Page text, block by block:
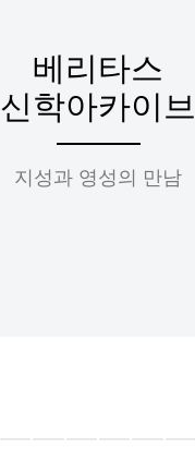
베리타스
신학아카이브
지성과 영성의 만남